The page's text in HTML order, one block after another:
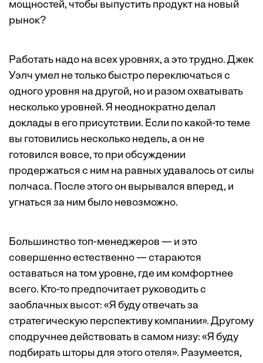
мощностей, чтобы выпустить продукт на новый
рынок?
Работать надо на всех уровнях, а это трудно. Джек
Уэлч умел не только быстро переключаться с
одного уровня на другой, но и разом охватывать
несколько уровней. Я неоднократно делал
доклады в его присутствии. Если по какой-то теме
вы готовились несколько недель, а он не
готовился вовсе, то при обсуждении
продержаться с ним на равных удавалось от силы
полчаса. После этого он вырывался вперед, и
угнаться за ним было невозможно.
Большинство топ-менеджеров — и это
совершенно естественно — стараются
оставаться на том уровне, где им комфортнее
всего. Кто-то предпочитает руководить с
заоблачных высот: «Я буду отвечать за
стратегическую перспективу компании». Другому
сподручнее действовать в самом низу: «Я буду
подбирать шторы для этого отеля». Разумеется,